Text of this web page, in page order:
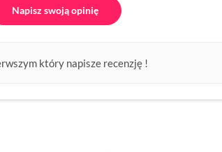
Napisz swoją opinię
który napisze recenzję !